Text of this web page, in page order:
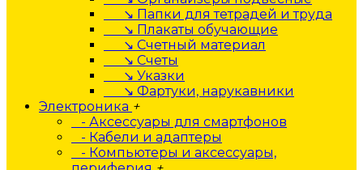
↘ Папки для тетрадей и труда
↘ Плакаты обучающие
↘ Счетный материал
↘ Счеты
↘ Указки
↘ Фартуки, нарукавники
Электроника +
- Аксессуары для смартфонов
- Кабели и адаптеры
- Компьютеры и аксессуары,